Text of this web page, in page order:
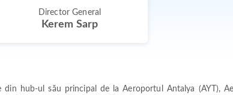
Director General
Kerem Sarp
hub-ul său principal de la Aeroportul Antalya (AYT),